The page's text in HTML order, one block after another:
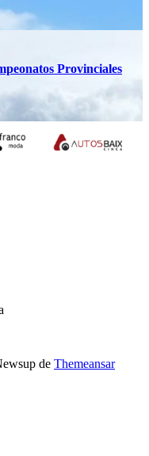
Provinciales
de Themeansar